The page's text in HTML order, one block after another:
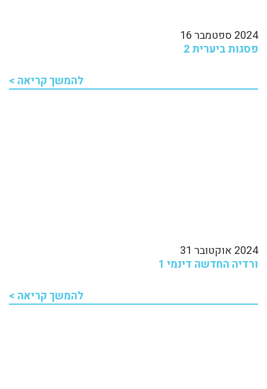
2024 ספטמבר 16
פסגות ביערית 2
להמשך קריאה >
2024 אוקטובר 31
ורדיה החדשה דינמי 1
להמשך קריאה >